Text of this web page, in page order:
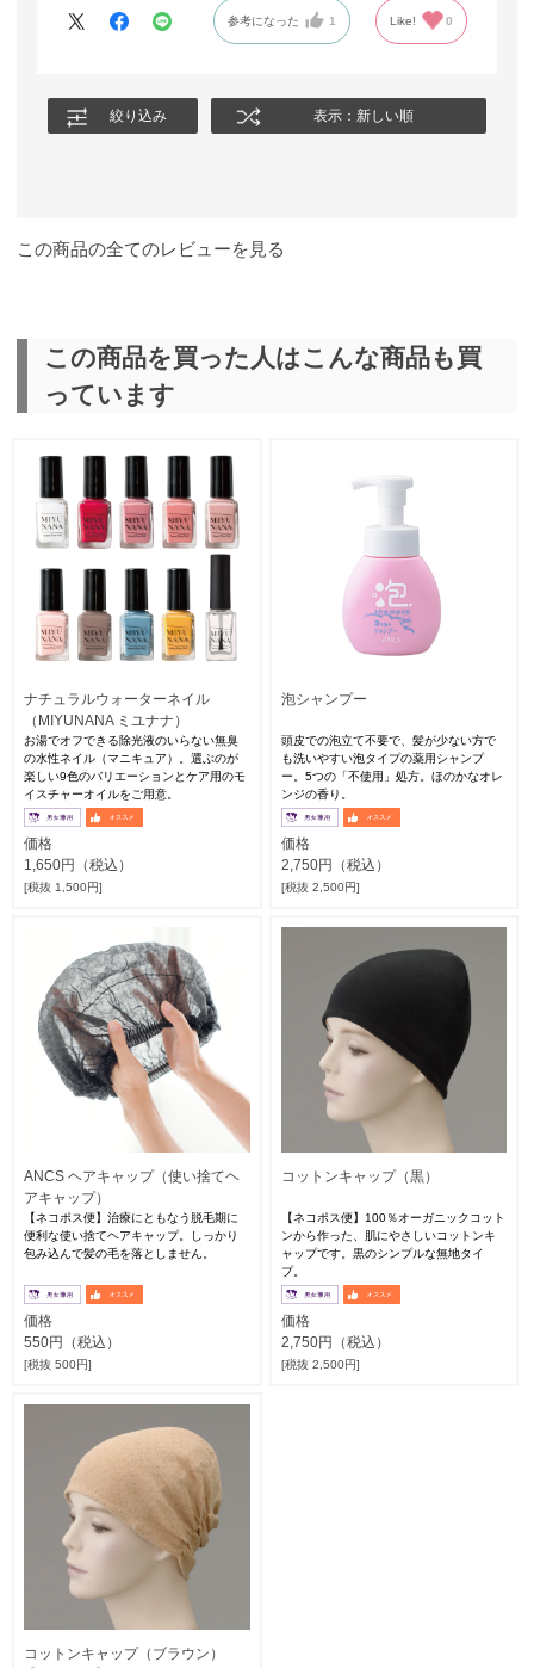
参考になった 1 Like! 0
絞り込み 表示：新しい順
この商品の全てのレビューを見る
この商品を買った人はこんな商品も買
っています
ナチュラルウォーターネイル
（MIYUNANA ミユナナ）
お湯でオフできる除光液のいらない無臭
の水性ネイル（マニキュア）。選ぶのが
楽しい9色のバリエーションとケア用のモ
イスチャーオイルをご用意。
価格
1,650円（税込）
[税抜 1,500円]
泡シャンプー
頭皮での泡立て不要で、髪が少ない方で
も洗いやすい泡タイプの薬用シャンプ
ー。5つの「不使用」処方。ほのかなオレ
ンジの香り。
価格
2,750円（税込）
[税抜 2,500円]
ANCS ヘアキャップ（使い捨てヘ
アキャップ）
【ネコポス便】治療にともなう脱毛期に
便利な使い捨てヘアキャップ。しっかり
包み込んで髪の毛を落としません。
価格
550円（税込）
[税抜 500円]
コットンキャップ（黒）
【ネコポス便】100％オーガニックコット
ンから作った、肌にやさしいコットンキ
ャップです。黒のシンプルな無地タイ
プ。
価格
2,750円（税込）
[税抜 2,500円]
コットンキャップ（ブラウン）